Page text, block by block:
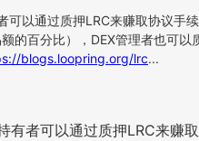
可以通过质押LRC来赚取协议手续
的百分比），DEX管理者也可以
blogs.loopring.org/lrc...
有者可以通过质押LRC来赚取